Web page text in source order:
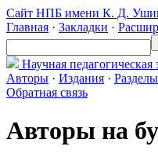
Сайт НПБ имени К. Д.
Главная · Закладки ·
Научная педагогическая
Авторы · Издания · Разделы
Обратная связь
Авторы на